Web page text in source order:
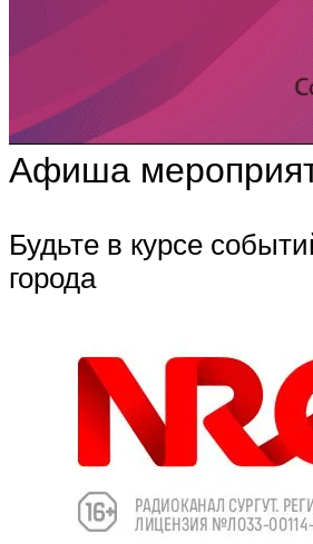
Афиша
Будьте в курсе
города